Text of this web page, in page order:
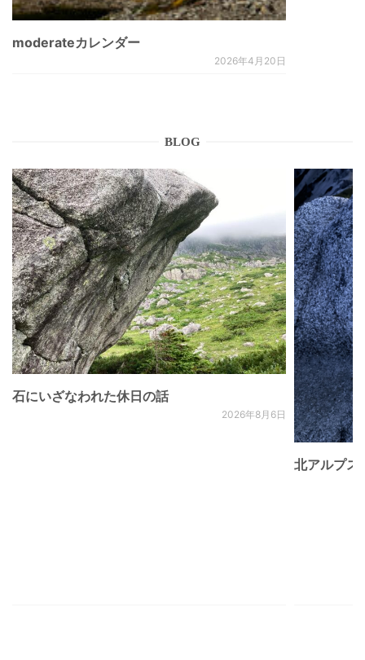
moderateカレンダー
2026年4月20日
BLOG
石にいざなわれた休日の話
2026年8月6日
北アルプ